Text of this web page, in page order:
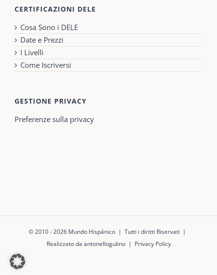
CERTIFICAZIONI DELE
Cosa Sono i DELE
Date e Prezzi
I Livelli
Come Iscriversi
GESTIONE PRIVACY
Preferenze sulla privacy
© 2010 -2026 Mundo Hispánico | Tutti i diritti Riservati |
Realizzato da antonellogulino| Privacy Policy